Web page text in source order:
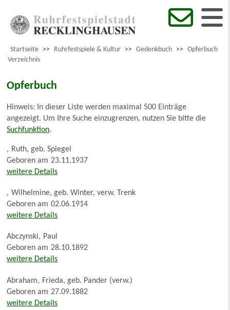
Startseite >> Ruhrfestspiele & Kultur >> Gedenkbuch >> Opferbuch
Verzeichnis
Opferbuch
Hinweis: In dieser Liste werden maximal 500 Einträge
angezeigt. Um Ihre Suche einzugrenzen, nutzen Sie bitte die
Suchfunktion.
, Ruth, geb. Spiegel
Geboren am 23.11.1937
weitere Details
, Wilhelmine, geb. Winter, verw. Trenk
Geboren am 02.06.1914
weitere Details
Abczynski, Paul
Geboren am 28.10.1892
weitere Details
Abraham, Frieda, geb. Pander (verw.)
Geboren am 27.09.1882
weitere Details